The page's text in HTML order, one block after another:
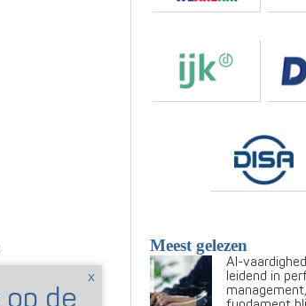
Meest gelezen
AI-
leidend in